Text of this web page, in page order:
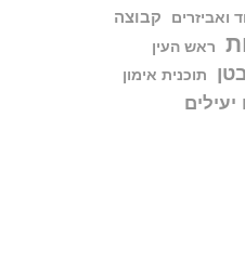
ואביזרים קבוצה
ראש העין
תוכנית אימון
יעילים